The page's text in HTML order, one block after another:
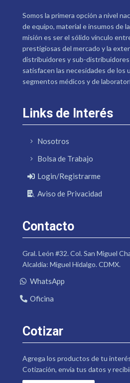
Somos la primera opción a nivel
de equipo, material e insumos de
misión es ser el sólido vínculo
prestigiosas del mercado y la
distribuidores y sub-
satisfacen las necesidades de los
segmentos médicos y de
Links de Interés
Nosotros
Bolsa de Trabajo
Login/Registrarme
Aviso de Privacidad
Contacto
Gral. León #32. Col. San Miguel
Alcaldía: Miguel Hidalgo. CDMX.
WhatsApp
Oficina
Cotizar
Agrega los productos de tu
Cotización, envía tus datos y